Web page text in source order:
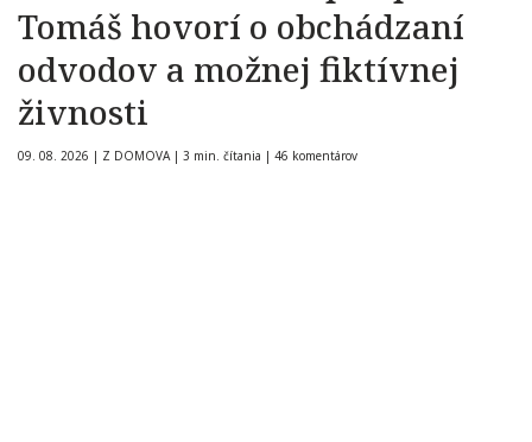
Tomáš hovorí o obchádzaní
odvodov a možnej fiktívnej
živnosti
09. 08. 2026 | Z DOMOVA | 3 min. čítania | 46 komentárov